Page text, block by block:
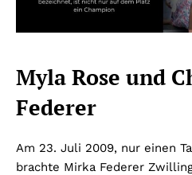
Myla Rose und
Federer
Am 23. Juli 2009, nur einen
brachte Mirka Federer